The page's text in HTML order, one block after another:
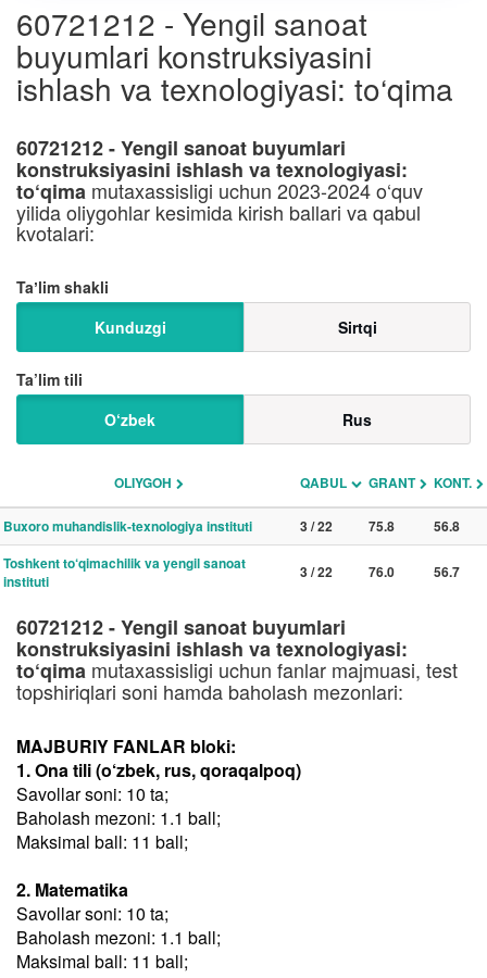
60721212 - Yengil sanoat
buyumlari konstruksiyasini
ishlash va texnologiyasi: to‘qima
60721212 - Yengil sanoat buyumlari
konstruksiyasini ishlash va texnologiyasi:
to‘qima mutaxassisligi uchun 2023-2024 o‘quv
yilida oliygohlar kesimida kirish ballari va qabul
kvotalari:
Taʼlim shakli
Kunduzgi
Sirtqi
Ta’lim tili
O‘zbek
Rus
OLIYGOH QABUL GRANT KONT.
Buxoro muhandislik-texnologiya instituti 3 / 22 75.8
56.8
Toshkent to‘qimachilik va yengil sanoat
instituti
3 / 22 76.0 56.7
60721212 - Yengil sanoat buyumlari
konstruksiyasini ishlash va texnologiyasi:
to‘qima mutaxassisligi uchun fanlar majmuasi, test
topshiriqlari soni hamda baholash mezonlari:
MAJBURIY FANLAR bloki:
1. Ona tili (o‘zbek, rus, qoraqalpoq)
Savollar soni: 10 ta;
Baholash mezoni: 1.1 ball;
Maksimal ball: 11 ball;
2. Matematika
Savollar soni: 10 ta;
Baholash mezoni: 1.1 ball;
Maksimal ball: 11 ball;